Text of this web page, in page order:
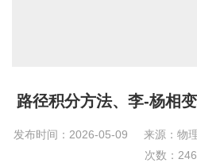
路径积分方法、李-杨相
发布时间：2026-05-09 来源：物
次数： 246